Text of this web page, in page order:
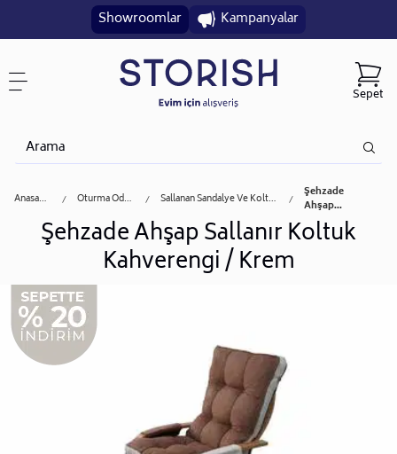
Showroomlar Kampanyalar
Sepet
Anasayfa Oturma Odası Sallanan Sandalye Ve Koltuk
Şehzade
Ahşap...
Şehzade Ahşap Sallanır Koltuk
Kahverengi / Krem